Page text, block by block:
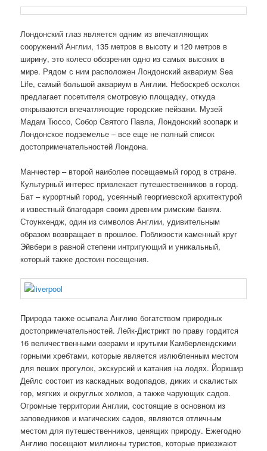
Лондонский глаз является одним из впечатляющих
сооружений Англии, 135 метров в высоту и 120 метров в
ширину, это колесо обозрения одно из самых высоких в
мире. Рядом с ним расположен Лондонский аквариум Sea
Life, самый большой аквариум в Англии. Небоскреб осколок
предлагает посетителя смотровую площадку, откуда
открываются впечатляющие городские пейзажи. Музей
Мадам Тюссо, Собор Святого Павла, Лондонский зоопарк и
Лондонское подземелье – все еще не полный список
достопримечательностей Лондона.
Манчестер – второй наиболее посещаемый город в стране.
Культурный интерес привлекает путешественников в город.
Бат – курортный город, усеянный георгиевской архитектурой
и известный благодаря своим древним римским баням.
Стоунхендж, один из символов Англии, удивительным
образом возвращает в прошлое. Поблизости каменный круг
Эйвбери в равной степени интригующий и уникальный,
который также достоин посещения.
Природа также осыпала Англию богатством природных
достопримечательностей. Лейк-Дистрикт по праву гордится
16 величественными озерами и крутыми Камберлендскими
горными хребтами, которые является излюбленным местом
для пеших прогулок, экскурсий и катания на лодях. Йоркшир
Дейлс состоит из каскадных водопадов, диких и скалистых
гор, мягких и округлых холмов, а также чарующих садов.
Огромные территории Англии, состоящие в основном из
заповедников и магических садов, являются отличным
местом для путешественников, ценящих природу. Ежегодно
Англию посещают миллионы туристов, которые приезжают